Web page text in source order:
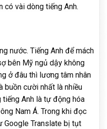
vài dòng tiếng Anh.
nước. Tiếng Anh để mách
bên Mỹ ngủ dậy không
ở đâu thì lương tâm nhân
buồn cười nhất là nhiều
Anh là tự động hóa
Nam Á. Trong khi đọc
Google Translate bị tụt